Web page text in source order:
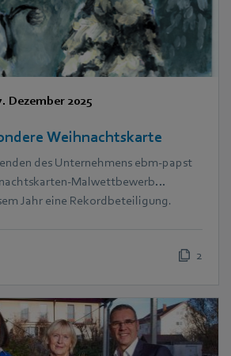
Dezember 2025
Weihnachtskarte
des Unternehmens ebm‑papst
Malwettbewerb
Jahr eine Rekordbeteiligung.
2